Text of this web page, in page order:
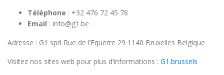
Téléphone : +32 476 72 45 78
Email : info@g1.be
Adresse : G1 sprl Rue de l’Equerre 29 1140 Bruxelles Belgique
Visitez nos sites web pour plus d’informations : G1.brussels